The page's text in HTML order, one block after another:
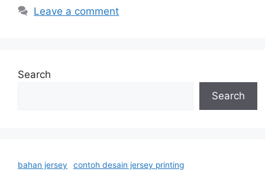
Leave a comment
Search
Search
bahan jersey
contoh desain jersey printing